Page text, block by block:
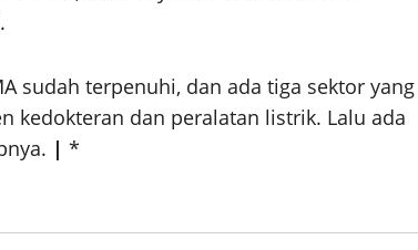
sudah terpenuhi, dan ada tiga sektor yang
kedokteran dan peralatan listrik. Lalu ada
| *